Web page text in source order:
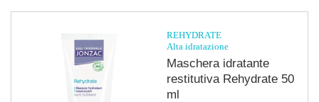
REHYDRATE
Alta idratazione
Maschera idratante
restitutiva Rehydrate 50
ml